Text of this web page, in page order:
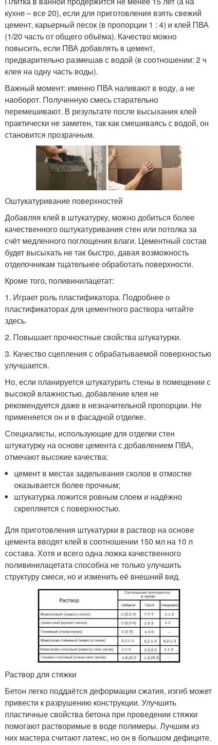
кухне – все 20), если для приготовления взять свежий
цемент, карьерный песок (в пропорции 1 : 4) и клей ПВА
(1/20 часть от общего объёма). Качество можно
повысить, если ПВА добавлять в цемент,
предварительно размешав с водой (в соотношении: 2 ч
клея на одну часть воды).
Важный момент: именно ПВА наливают в воду, а не
наоборот. Полученную смесь старательно
перемешивают. В результате после высыхания клей
практически не заметен, так как смешиваясь с водой, он
становится прозрачным.
Оштукатуривание поверхностей
Добавляя клей в штукатурку, можно добиться более
качественного оштукатуривания стен или потолка за
счёт медленного поглощения влаги. Цементный состав
будет высыхать не так быстро, давая возможность
отделочникам тщательнее обработать поверхности.
Кроме того, поливинилацетат:
1. Играет роль пластификатора. Подробнее о
пластификаторах для цементного раствора читайте
здесь.
2. Повышает прочностные свойства штукатурки.
3. Качество сцепления с обрабатываемой поверхностью
улучшается.
Но, если планируется штукатурить стены в помещении с
высокой влажностью, добавление клея не
рекомендуется даже в незначительной пропорции. Не
применяется он и в фасадной отделке.
Специалисты, использующие для отделки стен
штукатурку на основе цемента с добавлением ПВА,
отмечают высокие качества:
цемент в местах заделывания сколов в отмостке
оказывается более прочным;
штукатурка ложится ровным слоем и надёжно
скрепляется с поверхностью.
Для приготовления штукатурки в раствор на основе
цемента вводят клей в соотношении 150 мл на 10 л
состава. Хотя и всего одна ложка качественного
поливинилацетата способна не только улучшить
структуру смеси, но и изменить её внешний вид.
Раствор для стяжки
Бетон легко поддаётся деформации сжатия, изгиб может
привести к разрушению конструкции. Улучшить
пластичные свойства бетона при проведении стяжки
помогают растворимые в воде полимеры. Лучшим из
них мастера считают латекс, но он в большом дефиците.